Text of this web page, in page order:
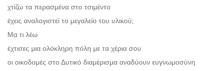
χτίζω τα περασμένα στο τσιμέντο
έχεις αναλογιστεί το μεγαλείο του υλικού;
Μα τι λέω
έχτισες μια ολόκληρη πόλη με τα χέρια σου
οι οικοδομές στο Δυτικό διαμέρισμα αναδύουν ευγνωμοσύνη